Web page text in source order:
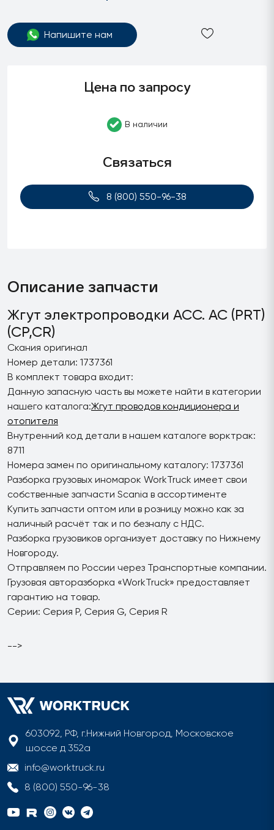
Напишите нам
Цена по запросу
В наличии
Связаться
8 (800) 550-96-38
Описание запчасти
Жгут электропроводки ACC. AC (PRT)
(CP,CR)
Скания оригинал
Номер детали: 1737361
В комплект товара входит:
Данную запасную часть вы можете найти в категории
нашего каталога:Жгут проводов кондиционера и
отопителя
Внутренний код детали в нашем каталоге ворктрак:
8711
Номера замен по оригинальному каталогу: 1737361
Разборка грузовых иномарок WorkTruck имеет свои
собственные запчасти Scania в ассортименте
Купить запчасти оптом или в розницу можно как за
наличный расчёт так и по безналу с НДС.
Разборка грузовиков организует доставку по Нижнему
Новгороду.
Отправляем по России через Транспортные компании.
Грузовая авторазборка «WorkTruck» предоставляет
гарантию на товар.
Серии: Серия P, Серия G, Серия R
-->
603092, РФ, г.Нижний Новгород, Московское
шоссе д 352а
info@worktruck.ru
8 (800) 550-96-38